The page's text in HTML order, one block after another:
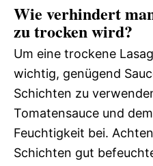
Wie verhindert
zu trocken wird?
Um eine trockene
wichtig, genügend
Schichten zu
Tomatensauce und
Feuchtigkeit bei.
Schichten gut